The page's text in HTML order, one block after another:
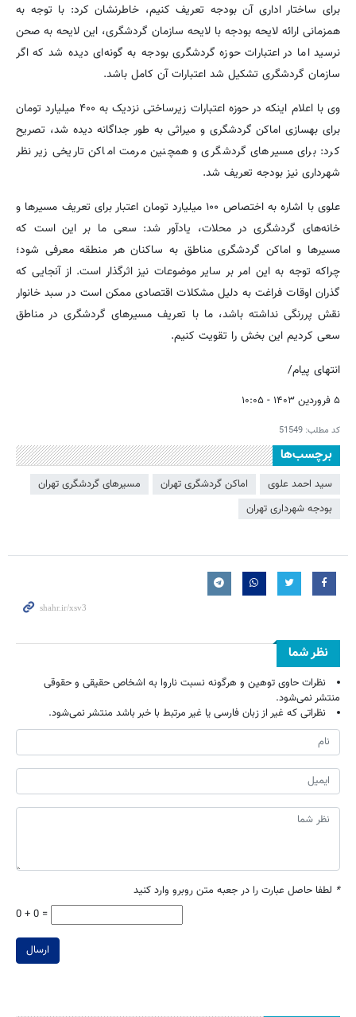
برای ساختار اداری آن بودجه تعریف کنیم، خاطرنشان کرد: با توجه به
همزمانی ارائه لایحه بودجه با لایحه سازمان گردشگری، این لایحه به صحن
نرسید اما در اعتبارات حوزه گردشگری بودجه به گونه‌ای دیده شد که اگر
سازمان گردشگری تشکیل شد اعتبارات آن کامل باشد.
وی با اعلام اینکه در حوزه اعتبارات زیرساختی نزدیک به ۴۰۰ میلیارد تومان
برای بهسازی اماکن گردشگری و میراثی به طور جداگانه دیده شد، تصریح
کرد: برای مسیرهای گردشگری و همچنین مرمت اماکن تاریخی زیر نظر
شهرداری نیز بودجه تعریف شد.
علوی با اشاره به اختصاص ۱۰۰ میلیارد تومان اعتبار برای تعریف مسیرها و
خانه‌های گردشگری در محلات، یادآور شد: سعی ما بر این است که
مسیرها و اماکن گردشگری مناطق به ساکنان هر منطقه معرفی شود؛
چراکه توجه به این امر بر سایر موضوعات نیز اثرگذار است. از آنجایی که
گذران اوقات فراغت به دلیل مشکلات اقتصادی ممکن است در سبد خانوار
نقش پررنگی نداشته باشد، ما با تعریف مسیرهای گردشگری در مناطق
سعی کردیم این بخش را تقویت کنیم.
انتهای پیام/
۵ فروردین ۱۴۰۳ - ۱۰:۰۵
کد مطلب: 51549
برچسب‌ها
سید احمد علوی اماکن گردشگری تهران
مسیرهای گردشگری تهران
بودجه شهرداری تهران
نظر شما
نظرات حاوی توهین و هرگونه نسبت ناروا به اشخاص حقیقی و حقوقی
منتشر نمی‌شود.
نظراتی که غیر از زبان فارسی یا غیر مرتبط با خبر باشد منتشر نمی‌شود.
* لطفا حاصل عبارت را در جعبه متن روبرو وارد کنید
0 + 0 =
ارسال